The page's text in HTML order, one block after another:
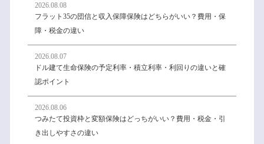
2026.08.08
フラット35の団信と収入保障保険はどちらがいい？費用・保
障・税金の違い
2026.08.07
ドル建て生命保険の予定利率・積立利率・利回りの違いと確
認ポイント
2026.08.06
つみたて投資枠と変額保険はどっちがいい？費用・税金・引
き出しやすさの違い